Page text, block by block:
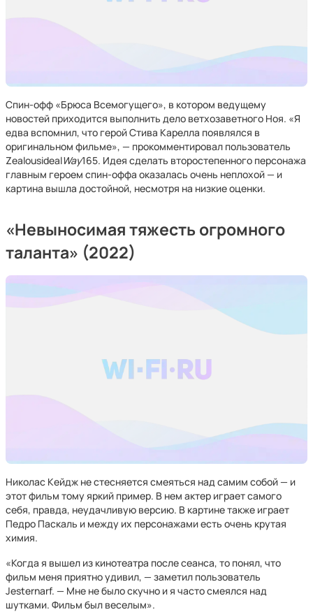
Спин-офф «Брюса Всемогущего», в котором ведущему
новостей приходится выполнить дело ветхозаветного Ноя. «Я
едва вспомнил, что герой Стива Карелла появлялся в
оригинальном фильме», — прокомментировал пользователь
ZealousidealWay165. Идея сделать второстепенного персонажа
главным героем спин-оффа оказалась очень неплохой — и
картина вышла достойной, несмотря на низкие оценки.
«Невыносимая тяжесть огромного
таланта» (2022)
Николас Кейдж не стесняется смеяться над самим собой — и
этот фильм тому яркий пример. В нем актер играет самого
себя, правда, неудачливую версию. В картине также играет
Педро Паскаль и между их персонажами есть очень крутая
химия.
«Когда я вышел из кинотеатра после сеанса, то понял, что
фильм меня приятно удивил, — заметил пользователь
Jesternarf. — Мне не было скучно и я часто смеялся над
шутками. Фильм был веселым».